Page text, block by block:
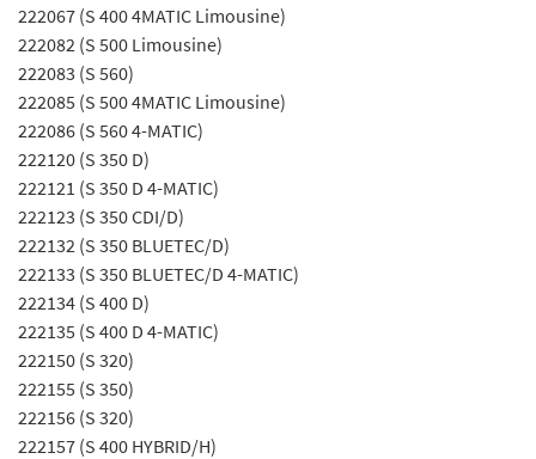
222067 (S 400 4MATIC Limousine)
222082 (S 500 Limousine)
222083 (S 560)
222085 (S 500 4MATIC Limousine)
222086 (S 560 4-MATIC)
222120 (S 350 D)
222121 (S 350 D 4-MATIC)
222123 (S 350 CDI/D)
222132 (S 350 BLUETEC/D)
222133 (S 350 BLUETEC/D 4-MATIC)
222134 (S 400 D)
222135 (S 400 D 4-MATIC)
222150 (S 320)
222155 (S 350)
222156 (S 320)
222157 (S 400 HYBRID/H)